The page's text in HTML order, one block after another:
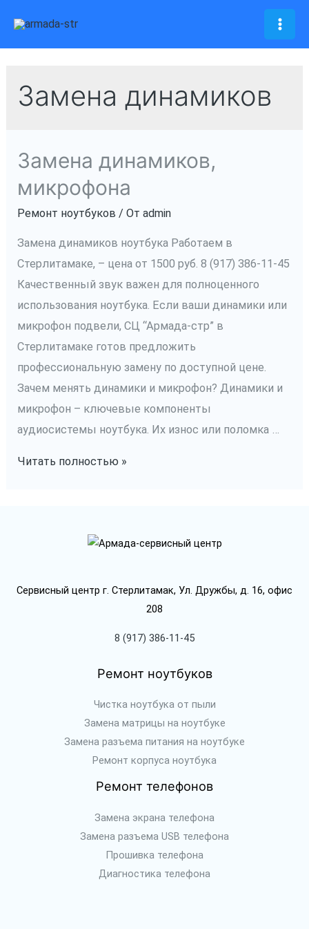
содержимому
Замена динамиков
Замена динамиков,
микрофона
Ремонт ноутбуков / От admin
Замена динамиков ноутбука Работаем в
Стерлитамаке, – цена от 1500 руб. 8 (917) 386-11-45
Качественный звук важен для полноценного
использования ноутбука. Если ваши динамики или
микрофон подвели, СЦ “Армада-стр” в
Стерлитамаке готов предложить
профессиональную замену по доступной цене.
Зачем менять динамики и микрофон? Динамики и
микрофон – ключевые компоненты
аудиосистемы ноутбука. Их износ или поломка …
Замена
Читать полностью »
Сервисный центр г. Стерлитамак, Ул. Дружбы, д. 16, офис
208
8 (917) 386-11-45
Ремонт ноутбуков
Чистка ноутбука от пыли
Замена матрицы на ноутбуке
Замена разъема питания на ноутбуке
Ремонт корпуса ноутбука
Ремонт телефонов
Замена экрана телефона
Замена разъема USB телефона
Прошивка телефона
Диагностика телефона